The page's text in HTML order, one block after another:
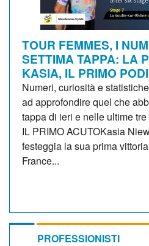
TOUR FEMMES, I
SETTIMA TAPPA: LA
KASIA, IL PRIMO
Numeri, curiosità e
ad approfondire quel che
tappa di ieri e nelle ultime
IL PRIMO ACUTOKasia
festeggia la sua prima
France...
PROFESSIONISTI